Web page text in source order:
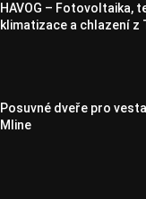
HAVOG – Fotovoltaika,
klimatizace a chlazení z
Posuvné dveře pro
Mline